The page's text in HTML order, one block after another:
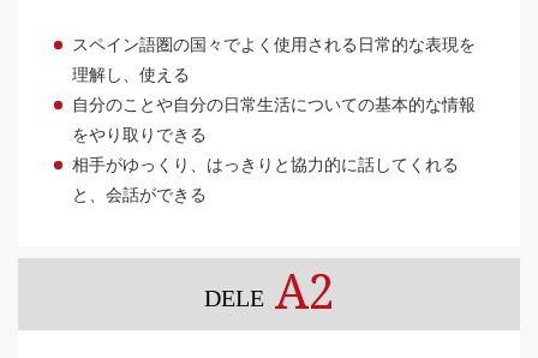
スペイン語圏の国々でよく使用される日常的な表現を
理解し、使える
自分のことや自分の日常生活についての基本的な情報
をやり取りできる
相手がゆっくり、はっきりと協力的に話してくれる
と、会話ができる
DELE A2